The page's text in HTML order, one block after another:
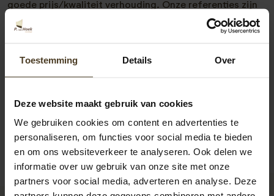
Toestemming Details Over
Deze website maakt gebruik van cookies
We gebruiken cookies om content en advertenties te
personaliseren, om functies voor social media te bieden
en om ons websiteverkeer te analyseren. Ook delen we
informatie over uw gebruik van onze site met onze
partners voor social media, adverteren en analyse. Deze
goede prijs/kwaliteit verhouding. Onze referenties zijn
ook zeer goed. Meer weten? Neem vrijblijvend met ons
contact op. We zijn te bereiken op 077- 206 5000 en via
eenofferte schutting plaatsen aanvragen. We helpen u
graag!